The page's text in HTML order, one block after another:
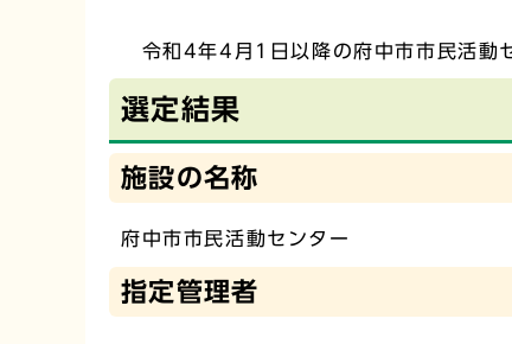
令和4年4月1日以降の府中市市民活動
選定結果
施設の名称
府中市市民活動センター
指定管理者